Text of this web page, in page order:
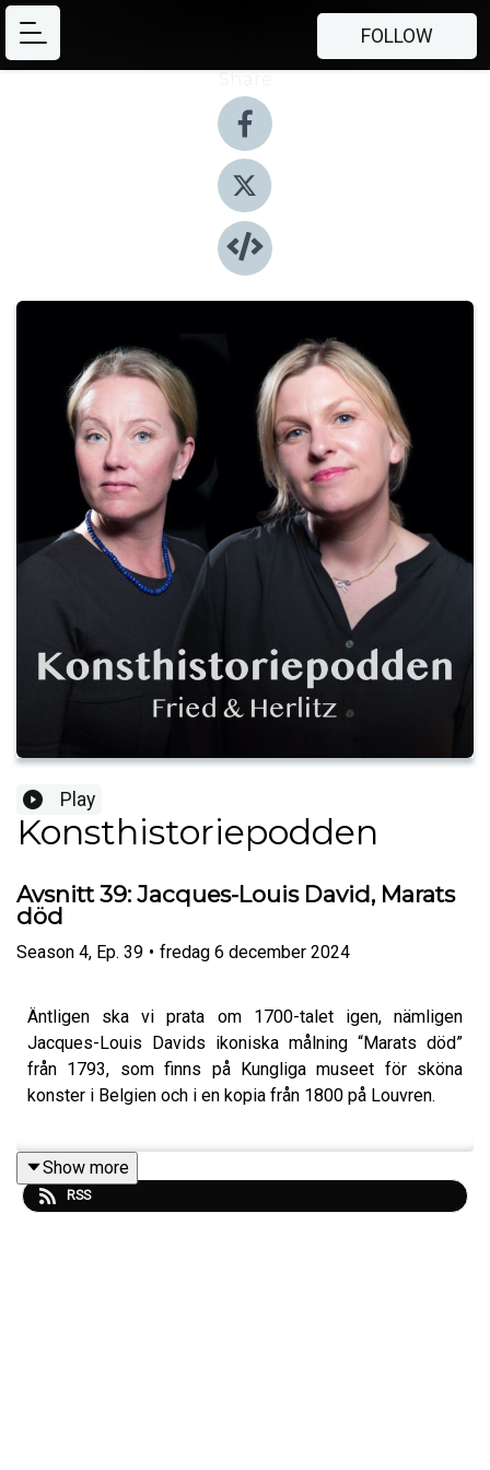
FOLLOW
Play
Konsthistoriepodden
Avsnitt 39: Jacques-Louis David, Marats
död
Season 4, Ep. 39 • fredag 6 december 2024
Äntligen ska vi prata om 1700-talet igen, nämligen
Jacques-Louis Davids ikoniska målning “Marats död”
från 1793, som finns på Kungliga museet för sköna
konster i Belgien och i en kopia från 1800 på Louvren.
Davids tavla visar den döende tidningsmannen,
revolutionären och politikern Jean Paul Marat och det är
Show more
RSS